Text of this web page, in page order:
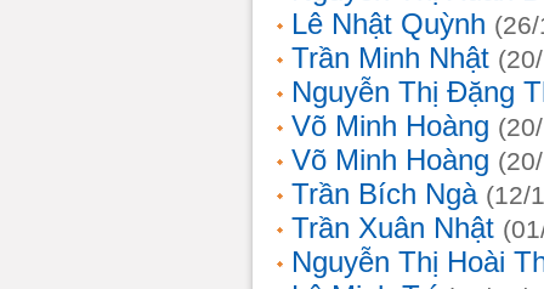
Lê Nhật Quỳnh
Trần Minh Nhật
Nguyễn Thị Đặng
Võ Minh Hoàng
Võ Minh Hoàng
Trần Bích Ngà (12/
Trần Xuân Nhật
Nguyễn Thị Hoài